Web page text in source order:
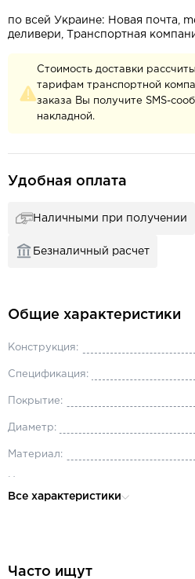
по всей Украине: Новая почта,
деливери, Транспортная
Стоимость доставки
тарифам транспортной
заказа Вы получите SMS-
накладной.
Удобная оплата
Наличными при получении
Безналичный расчет
Общие характеристики
Конструкция:
Спецификация:
Покрытие:
Диаметр:
Материал:
Все характеристики
Часто ищут